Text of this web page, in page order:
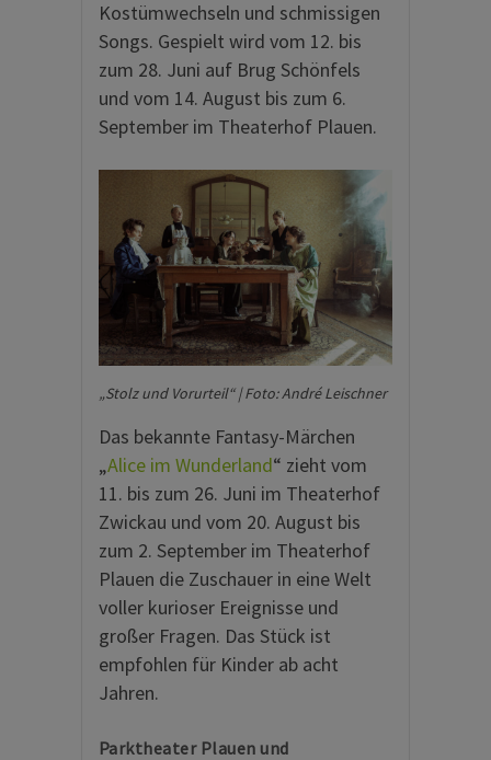
Kostümwechseln und schmissigen
Songs. Gespielt wird vom 12. bis
zum 28. Juni auf Brug Schönfels
und vom 14. August bis zum 6.
September im Theaterhof Plauen.
„Stolz und Vorurteil“ | Foto: André Leischner
Das bekannte Fantasy-Märchen
„Alice im Wunderland“ zieht vom
11. bis zum 26. Juni im Theaterhof
Zwickau und vom 20. August bis
zum 2. September im Theaterhof
Plauen die Zuschauer in eine Welt
voller kurioser Ereignisse und
großer Fragen. Das Stück ist
empfohlen für Kinder ab acht
Jahren.
Parktheater Plauen und